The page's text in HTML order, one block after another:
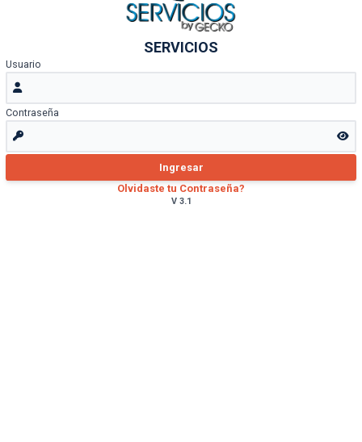
SERVICIOS
Usuario
Contraseña
Ingresar
Olvidaste tu Contraseña?
V 3.1